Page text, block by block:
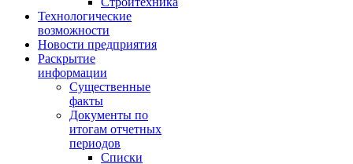
Технологические
возможности
Новости предприятия
Раскрытие
информации
Существенные
факты
Документы по
итогам отчетных
периодов
Списки